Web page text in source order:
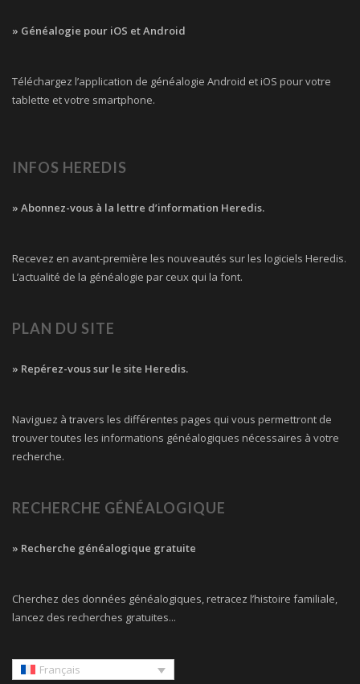
» Généalogie pour iOS et Android
Téléchargez l’application de généalogie Android et iOS pour votre
tablette et votre smartphone.
INFOS HEREDIS
» Abonnez-vous à la lettre d’information Heredis.
Recevez en avant-première les nouveautés sur les logiciels Heredis.
L’actualité de la généalogie par ceux qui la font.
PLAN DU SITE
» Repérez-vous sur le site Heredis.
Naviguez à travers les différentes pages qui vous permettront de
trouver toutes les informations généalogiques nécessaires à votre
recherche.
RECHERCHE GÉNÉALOGIQUE
» Recherche généalogique gratuite
Cherchez des données généalogiques, retracez l’histoire familiale,
lancez des recherches gratuites...
Français